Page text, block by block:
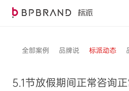
全部案例 品牌说 标派动态
5.1节放假期间正常咨询